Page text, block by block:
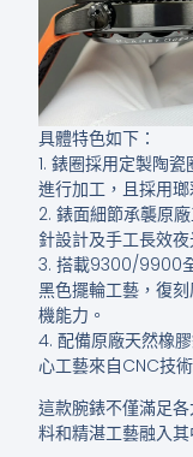
具體特色如下：
1. 錶圈採用定製陶
進行加工，且採用
2. 錶面細節承襲原
針設計及手工長效
3. 搭載9300/9900
黑色擺輪工藝，復
機能力。
4. 配備原廠天然橡
心工藝來自CNC技
這款腕錶不僅滿足
料和精湛工藝融入